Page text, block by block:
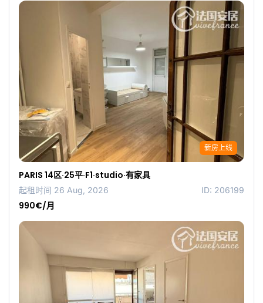
新房上线
PARIS 14区·25平·F1·studio·有家具
起租时间 26 Aug, 2026 ID: 206199
990€/月